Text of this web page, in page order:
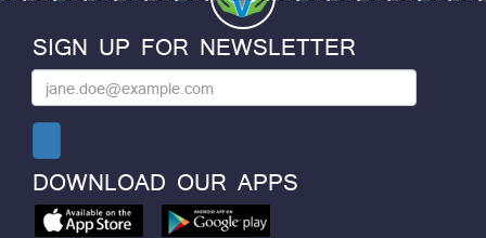
SIGN UP FOR NEWSLETTER
DOWNLOAD OUR APPS